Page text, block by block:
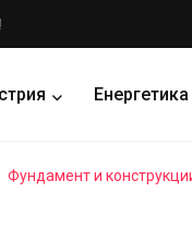
Енергетика
Фундамент и